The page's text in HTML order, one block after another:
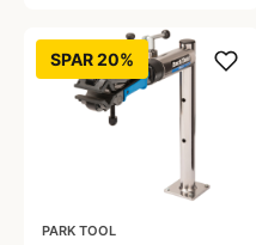
SPAR 20%
PARK TOOL